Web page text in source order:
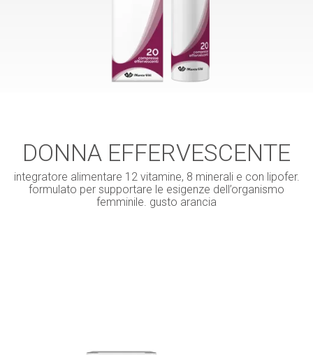
DONNA EFFERVESCENTE
integratore alimentare 12 vitamine, 8 minerali e con lipofer.
formulato per supportare le esigenze dell’organismo
femminile. gusto arancia